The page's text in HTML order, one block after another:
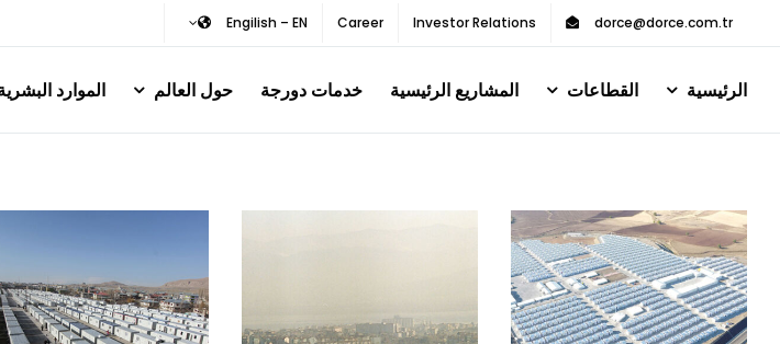
to
content
dorce@dorce.com.tr
Investor Relations
Career
Engilish – EN
الرئيسية القطاعات المشاريع الرئيسية خدمات دورجة حول العالم الموارد